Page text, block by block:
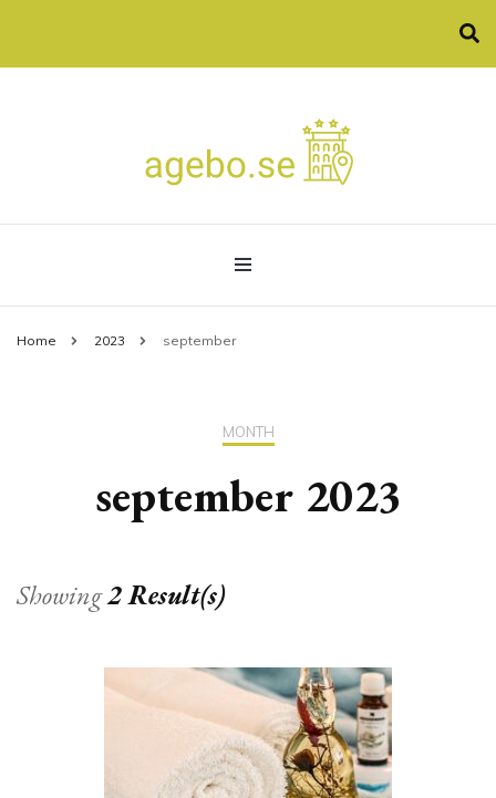
agebo.se
Allt som spa och konferenser
Home 2023 september
MONTH
september 2023
Showing2 Result(s)